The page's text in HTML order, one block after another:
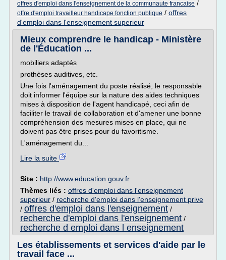
offres d'emploi dans l'enseignement de la communaute francaise /
offre d'emploi travailleur handicape fonction publique / offres
d'emploi dans l'enseignement superieur
Mieux comprendre le handicap - Ministère
de l'Éducation ...
mobiliers adaptés
prothèses auditives, etc.
Une fois l'aménagement du poste réalisé, le responsable
doit informer l'équipe sur la nature des aides techniques
mises à disposition de l'agent handicapé, ceci afin de
faciliter le travail de collaboration et d'amener une bonne
compréhension des mesures mises en place, qui ne
doivent pas être prises pour du favoritisme.
L'aménagement du...
Lire la suite
Site : http://www.education.gouv.fr
Thèmes liés : offres d'emploi dans l'enseignement
superieur / recherche d'emploi dans l'enseignement prive
/ offres d'emploi dans l'enseignement /
recherche d'emploi dans l'enseignement /
recherche d emploi dans l enseignement
Les établissements et services d'aide par le
travail face ...